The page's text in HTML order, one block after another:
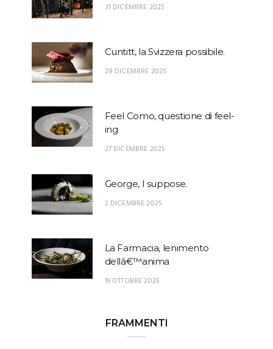
31 DICEMBRE 2025
Cuntitt, la Svizzera possibile.
28 DICEMBRE 2025
Feel Como, questione di feel-
ing
27 DICEMBRE 2025
George, I suppose.
2 DICEMBRE 2025
La Farmacia, lenimento
dellâ€™anima
19 OTTOBRE 2025
FRAMMENTI